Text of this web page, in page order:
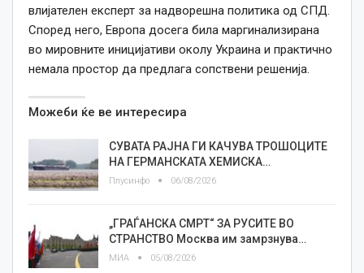
влијателен експерт за надворешна политика од СПД.
Според него, Европа досега била маргинализирана
во мировните иницијативи околу Украина и практично
немала простор да предлага сопствени решенија.
Можеби ќе ве интересира
СУВАТА РАЈНА ГИ КАЧУВА ТРОШОЦИТЕ
НА ГЕРМАНСКАТА ХЕМИСКА…
Плусинфо 06/08/2026
„ГРАЃАНСКА СМРТ“ ЗА РУСИТЕ ВО
СТРАНСТВО Москва им замрзнува…
МИА 05/08/2026